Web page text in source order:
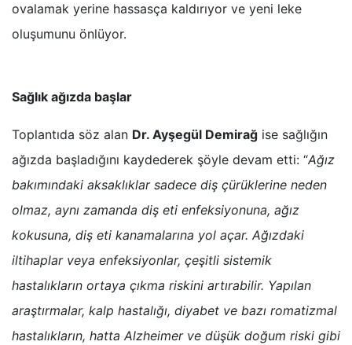
ovalamak yerine hassasça kaldırıyor ve yeni leke
oluşumunu önlüyor.
Sağlık ağızda başlar
Toplantıda söz alan Dr. Ayşegül Demirağ ise sağlığın
ağızda başladığını kaydederek şöyle devam etti: “Ağız
bakımındaki aksaklıklar sadece diş çürüklerine neden
olmaz, aynı zamanda diş eti enfeksiyonuna, ağız
kokusuna, diş eti kanamalarına yol açar. Ağızdaki
iltihaplar veya enfeksiyonlar, çeşitli sistemik
hastalıkların ortaya çıkma riskini artırabilir. Yapılan
araştırmalar, kalp hastalığı, diyabet ve bazı romatizmal
hastalıkların, hatta Alzheimer ve düşük doğum riski gibi